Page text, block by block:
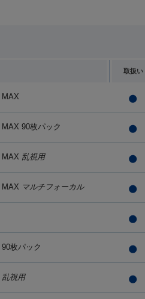
取扱い
MAX
MAX 90枚パック
MAX 乱視用
MAX マルチフォーカル
90枚パック
乱視用